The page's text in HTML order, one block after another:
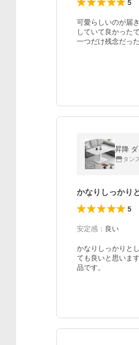
5
可愛らしいのが届
していて良かった
一つだけ残念だっ
昇降
タン
かなりしっかり
5
安定感 ： 良い
かなりしっかりと
ても良いと思いま
品です。